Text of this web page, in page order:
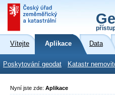
Vítejte Aplikace Data
Poskytování geodat Katastr
Nyní jste zde: Aplikace